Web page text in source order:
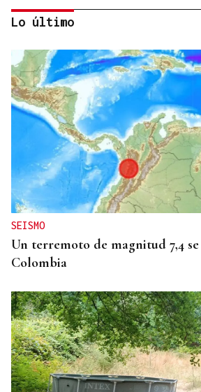
HELICOPTERO MEDICALIZADO
Un motorista en estado grave
Velle
Lo último
SEISMO
Un terremoto de magnitud 7,4
Colombia